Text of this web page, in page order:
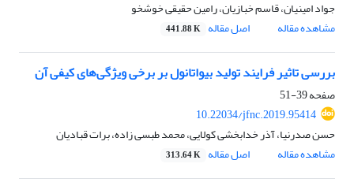
جواد امینیان، قاسم خبازیان، رامین حقیقی خوشخو
مشاهده مقاله
اصل مقاله 441.88 K
بررسی تاثیر فرایند تولید بیواتانول بر برخی ویژگی‌های کیفی آن
صفحه39-51
10.22034/jfnc.2019.95414
حسن صدرنیا، آذر خدابخشی کولایی، محمد طبسی زاده، برات قبادیان
مشاهده مقاله
اصل مقاله 313.64 K